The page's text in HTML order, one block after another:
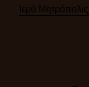
Ιερά